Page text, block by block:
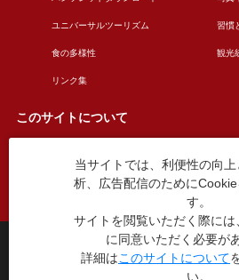
ユニバーサルツーリズム 習慣
食の多様性 観光
リンク集
このサイトについて
このサイトについて 広告
お問い合わせ
台東区役所観光課
〒110-8615 東京都台東区東上
TEL：03-5246-1151
当サイトでは、利便性の向
析、広告配信のために
す。
サイトを閲覧いただく際には
に同意いただく必要が
詳細はこのサイトについて
い。